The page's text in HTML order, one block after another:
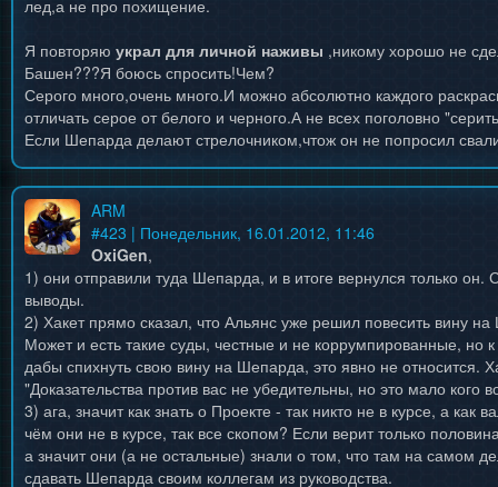
лед,а не про похищение.
Я повторяю украл для личной наживы ,никому хорошо не
Башен???Я боюсь спросить!Чем?
Серого много,очень много.И можно абсолютно каждого
отличать серое от белого и черного.А не всех поголовно
Если Шепарда делают стрелочником,чтож он не попросил
ARM
#423 | Понедельник, 16.01.2012, 11:46
OxiGen,
1) они отправили туда Шепарда, и в итоге вернулся только
выводы.
2) Хакет прямо сказал, что Альянс уже решил повесить вину
Может и есть такие суды, честные и не коррумпированные, но
дабы спихнуть свою вину на Шепарда, это явно не относится.
"Доказательства против вас не убедительны, но это мало кого
3) ага, значит как знать о Проекте - так никто не в курсе, а как
чём они не в курсе, так все скопом? Если верит только
а значит они (а не остальные) знали о том, что там на самом
сдавать Шепарда своим коллегам из руководства.